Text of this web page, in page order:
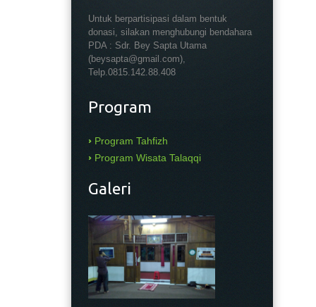
Untuk berpartisipasi dalam bentuk
donasi, silakan menghubungi bendahara
PDA : Sdr. Bey Sapta Utama
(beysapta@gmail.com),
Telp.0815.142.88.408
Program
Program Tahfizh
Program Wisata Talaqqi
Galeri